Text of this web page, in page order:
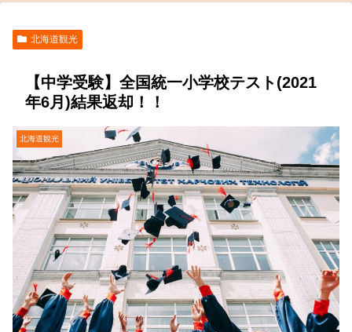
北海道観光
【中学受験】全国統一小学校テスト(2021
年6月)結果返却！！
北海道観光